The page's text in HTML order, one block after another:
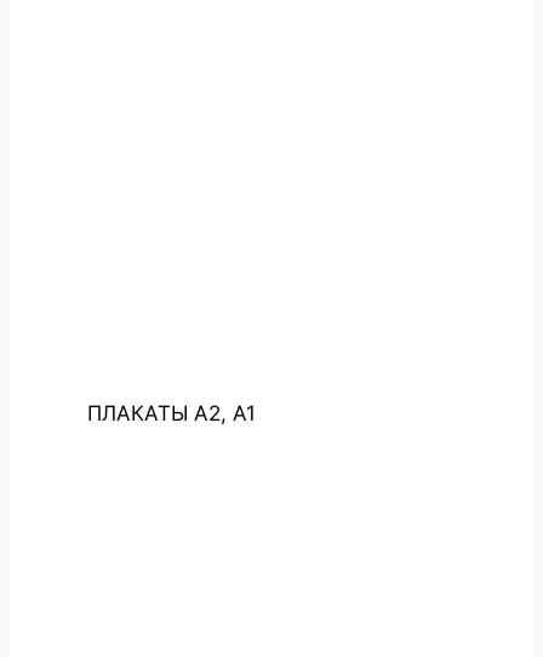
ПЛАКАТЫ А2, А1